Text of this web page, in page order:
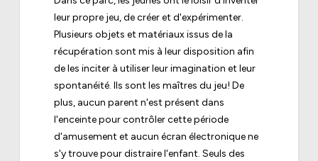
leur propre jeu, de créer et d'expérimenter.
Plusieurs objets et matériaux issus de la
récupération sont mis à leur disposition afin
de les inciter à utiliser leur imagination et leur
spontanéité. Ils sont les maîtres du jeu! De
plus, aucun parent n'est présent dans
l'enceinte pour contrôler cette période
d'amusement et aucun écran électronique ne
s'y trouve pour distraire l'enfant. Seuls des